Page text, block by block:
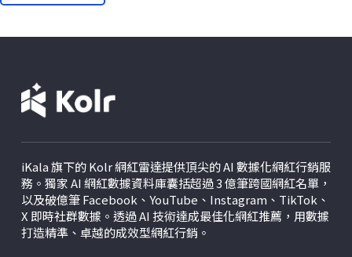
iKala 旗下的 Kolr 網紅雷達提供頂尖的 AI 數據化網紅行銷服
務。獨家 AI 網紅數據資料庫囊括超過 3 億筆跨國網紅名單，
以及破億筆 Facebook、YouTube、Instagram、TikTok、
X 即時社群數據。透過 AI 技術達成最佳化網紅推薦，用數據
打造精準、卓越的成效型網紅行銷。